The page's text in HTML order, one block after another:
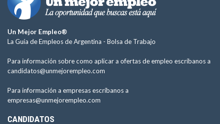
Un Mejor Empleo®
La Guía de Empleos de Argentina - Bolsa de Trabajo
Para información sobre como aplicar a ofertas de empleo escríbanos a
candidatos@unmejorempleo.com
Para información a empresas escríbanos a
empresas@unmejorempleo.com
CANDIDATOS